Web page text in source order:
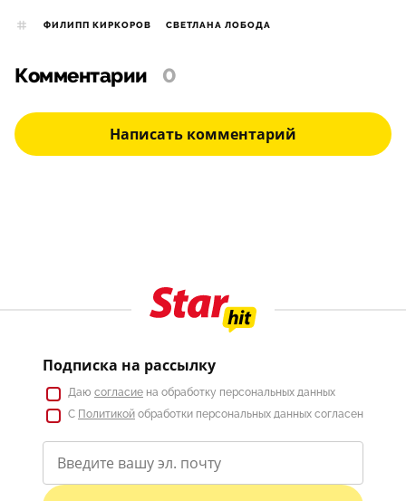
ФИЛИПП КИРКОРОВ СВЕТЛАНА ЛОБОДА
Комментарии 0
Написать комментарий
Подписка на рассылку
Даю согласие на обработку персональных данных
С Политикой обработки персональных данных согласен